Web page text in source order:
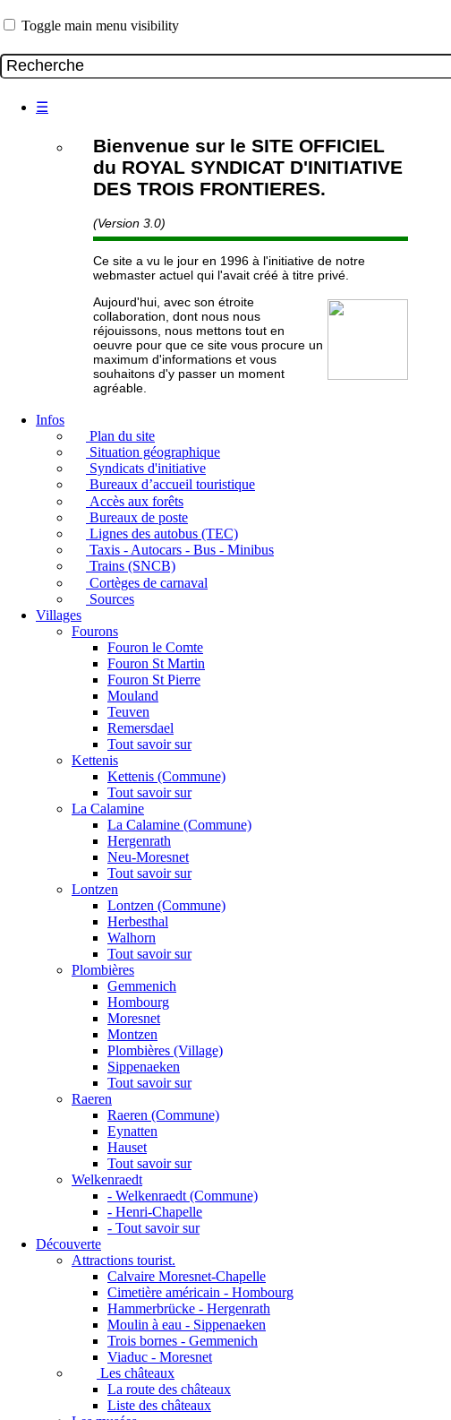
Toggle main menu visibility
☰
Bienvenue sur le SITE OFFICIEL
du ROYAL SYNDICAT D'INITIATIVE
DES TROIS FRONTIERES.
(Version 3.0)
Ce site a vu le jour en 1996 à l'initiative de notre
webmaster actuel qui l'avait créé à titre privé.
Aujourd'hui, avec son étroite
collaboration, dont nous nous
réjouissons, nous mettons tout en
oeuvre pour que ce site vous procure un
maximum d'informations et vous
souhaitons d'y passer un moment
agréable.
Infos
Plan du site
Situation géographique
Syndicats d'initiative
Bureaux d’accueil touristique
Accès aux forêts
Bureaux de poste
Lignes des autobus (TEC)
Taxis - Autocars - Bus - Minibus
Trains (SNCB)
Cortèges de carnaval
Sources
Villages
Fourons
Fouron le Comte
Fouron St Martin
Fouron St Pierre
Mouland
Teuven
Remersdael
Tout savoir sur
Kettenis
Kettenis (Commune)
Tout savoir sur
La Calamine
La Calamine (Commune)
Hergenrath
Neu-Moresnet
Tout savoir sur
Lontzen
Lontzen (Commune)
Herbesthal
Walhorn
Tout savoir sur
Plombières
Gemmenich
Hombourg
Moresnet
Montzen
Plombières (Village)
Sippenaeken
Tout savoir sur
Raeren
Raeren (Commune)
Eynatten
Hauset
Tout savoir sur
Welkenraedt
- Welkenraedt (Commune)
- Henri-Chapelle
- Tout savoir sur
Découverte
Attractions tourist.
Calvaire Moresnet-Chapelle
Cimetière américain - Hombourg
Hammerbrücke - Hergenrath
Moulin à eau - Sippenaeken
Trois bornes - Gemmenich
Viaduc - Moresnet
Les châteaux
La route des châteaux
Liste des châteaux